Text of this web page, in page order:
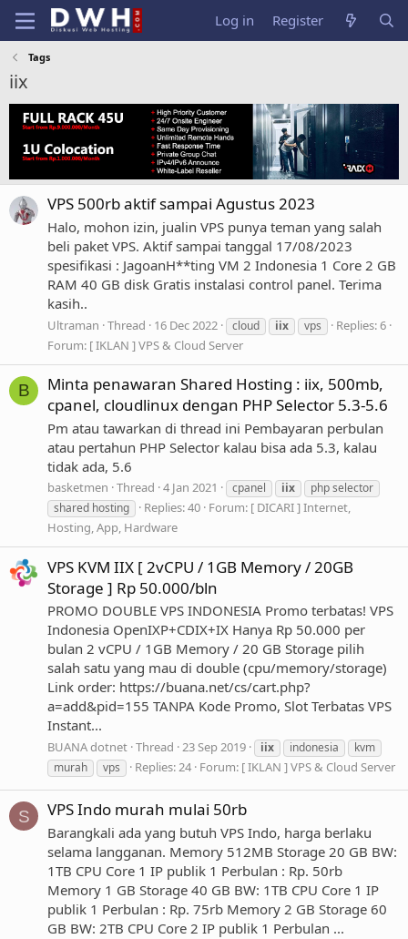
Log in Register
Tags
iix
VPS 500rb aktif sampai Agustus 2023
Halo, mohon izin, jualin VPS punya teman yang salah
beli paket VPS. Aktif sampai tanggal 17/08/2023
spesifikasi : JagoanH**ting VM 2 Indonesia 1 Core 2 GB
RAM 40 GB disk Gratis instalasi control panel. Terima
kasih..
Ultraman Thread 16 Dec 2022 cloud iix vps
Replies: 6
Forum: [ IKLAN ] VPS & Cloud Server
B
Minta penawaran Shared Hosting : iix, 500mb,
cpanel, cloudlinux dengan PHP Selector 5.3-5.6
Pm atau tawarkan di thread ini Pembayaran perbulan
atau pertahun PHP Selector kalau bisa ada 5.3, kalau
tidak ada, 5.6
basketmen Thread 4 Jan 2021 cpanel iix
php selector
shared hosting
Replies: 40 Forum: [ DICARI ] Internet,
Hosting, App, Hardware
VPS KVM IIX [ 2vCPU / 1GB Memory / 20GB
Storage ] Rp 50.000/bln
PROMO DOUBLE VPS INDONESIA Promo terbatas! VPS
Indonesia OpenIXP+CDIX+IX Hanya Rp 50.000 per
bulan 2 vCPU / 1GB Memory / 20 GB Storage pilih
salah satu yang mau di double (cpu/memory/storage)
Link order: https://buana.net/cs/cart.php?
a=add&pid=155 TANPA Kode Promo, Slot Terbatas VPS
Instant...
BUANA dotnet Thread 23 Sep 2019 iix indonesia
kvm
murah
vps Replies: 24 Forum: [ IKLAN ] VPS & Cloud Server
S VPS Indo murah mulai 50rb
Barangkali ada yang butuh VPS Indo, harga berlaku
selama langganan. Memory 512MB Storage 20 GB BW:
1TB CPU Core 1 IP publik 1 Perbulan : Rp. 50rb
Memory 1 GB Storage 40 GB BW: 1TB CPU Core 1 IP
publik 1 Perbulan : Rp. 75rb Memory 2 GB Storage 60
GB BW: 2TB CPU Core 2 IP publik 1 Perbulan ...